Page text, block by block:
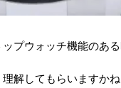
プウォッチ機能のある
解してもらいますかね